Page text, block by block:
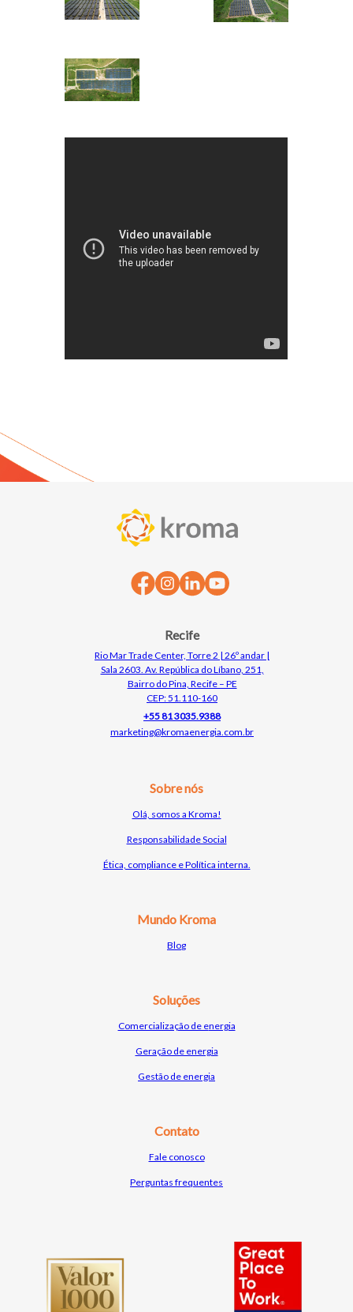
Recife
Rio Mar Trade Center, Torre 2 | 26º andar |
Sala 2603. Av. República do Líbano, 251,
Bairro do Pina, Recife – PE
CEP: 51.110-160
+55 81 3035.9388
marketing@kromaenergia.com.br
Sobre nós
Olá, somos a Kroma!
Responsabilidade Social
Ética, compliance e Política interna.
Mundo Kroma
Blog
Soluções
Comercialização de energia
Geração de energia
Gestão de energia
Contato
Fale conosco
Perguntas frequentes